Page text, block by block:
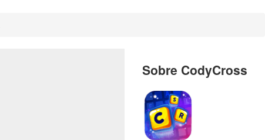
Sobre CodyCross